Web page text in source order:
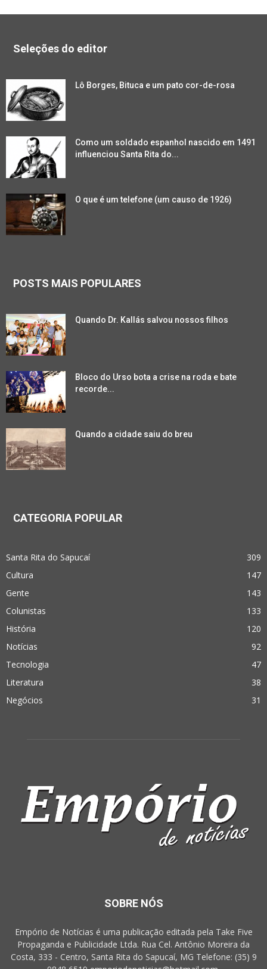
Seleções do editor
Lô Borges, Bituca e um pato cor-de-rosa
Como um soldado espanhol nascido em 1491
influenciou Santa Rita do...
O que é um telefone (um causo de 1926)
POSTS MAIS POPULARES
Quando Dr. Kallás salvou nossos filhos
Bloco do Urso bota a crise na roda e bate
recorde...
Quando a cidade saiu do breu
CATEGORIA POPULAR
Santa Rita do Sapucaí
309
Cultura
147
Gente
143
Colunistas
133
História
120
Notícias
92
Tecnologia
47
Literatura
38
Negócios
31
SOBRE NÓS
Empório de Notícias é uma publicação editada pela Take Five
Propaganda e Publicidade Ltda. Rua Cel. Antônio Moreira da
Costa, 333 - Centro, Santa Rita do Sapucaí, MG Telefone: (35) 9